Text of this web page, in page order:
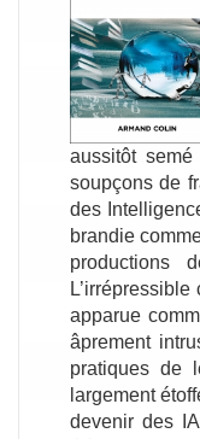
aussitôt
soupçons de
des
brandie
productions
apparue
âprement
pratiques de
largement
devenir des